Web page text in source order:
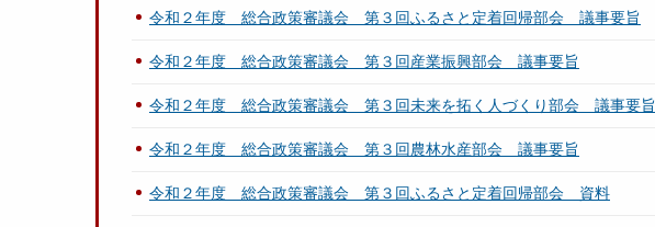
令和２年度 総合政策審議会 第３回ふるさと定着回帰部会 議事要旨
令和２年度 総合政策審議会 第３回産業振興部会 議事要旨
令和２年度 総合政策審議会 第３回未来を拓く人づくり部会 議事要旨
令和２年度 総合政策審議会 第３回農林水産部会 議事要旨
令和２年度 総合政策審議会 第３回ふるさと定着回帰部会 資料